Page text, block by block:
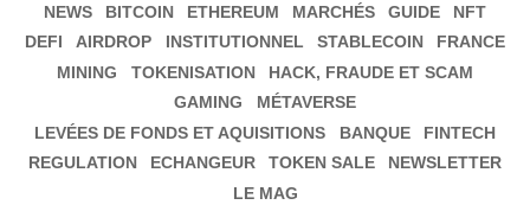
NEWS BITCOIN ETHEREUM MARCHÉS GUIDE
NFT
DEFI
AIRDROP INSTITUTIONNEL STABLECOIN
FRANCE
MINING
TOKENISATION
HACK, FRAUDE ET SCAM
GAMING
MÉTAVERSE
LEVÉES DE FONDS ET AQUISITIONS
BANQUE
FINTECH
REGULATION
ECHANGEUR TOKEN SALE
NEWSLETTER
LE MAG